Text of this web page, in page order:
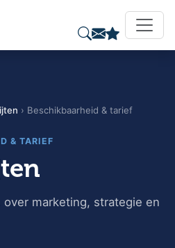
› Beschikbaarheid & tarief
& TARIEF
over marketing, strategie en